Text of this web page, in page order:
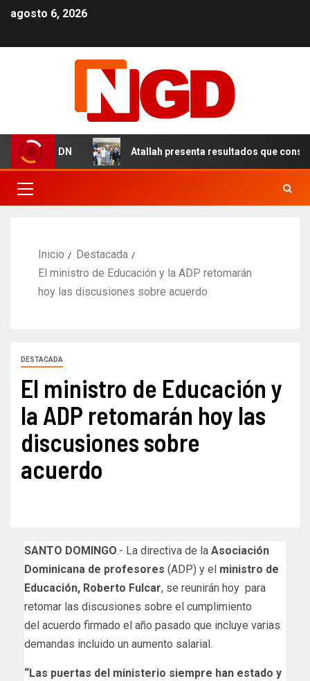
agosto 6, 2026
en el DN Atallah presenta resultados que
Inicio
Destacada
El ministro de Educación y la ADP retomarán
hoy las discusiones sobre acuerdo
DESTACADA
El ministro de Educación y
la ADP retomarán hoy las
discusiones sobre
acuerdo
SANTO DOMINGO.- La directiva de la Asociación
Dominicana de profesores (ADP) y el ministro de
Educación, Roberto Fulcar, se reunirán hoy para
retomar las discusiones sobre el cumplimiento
del acuerdo firmado el año pasado que incluye varias
demandas incluido un aumento salarial.
“Las puertas del ministerio siempre han estado y